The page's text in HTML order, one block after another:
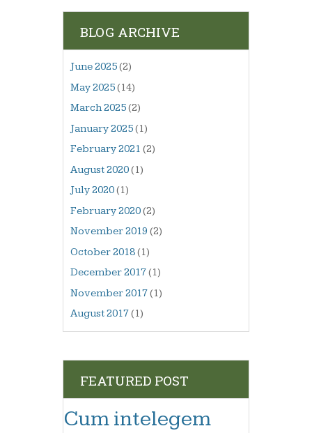
BLOG ARCHIVE
June 2025(2)
May 2025(14)
March 2025(2)
January 2025(1)
February 2021 (2)
August 2020(1)
July 2020(1)
February 2020(2)
November 2019 (2)
October 2018(1)
December 2017(1)
November 2017(1)
August 2017(1)
FEATURED POST
Cum intelegem